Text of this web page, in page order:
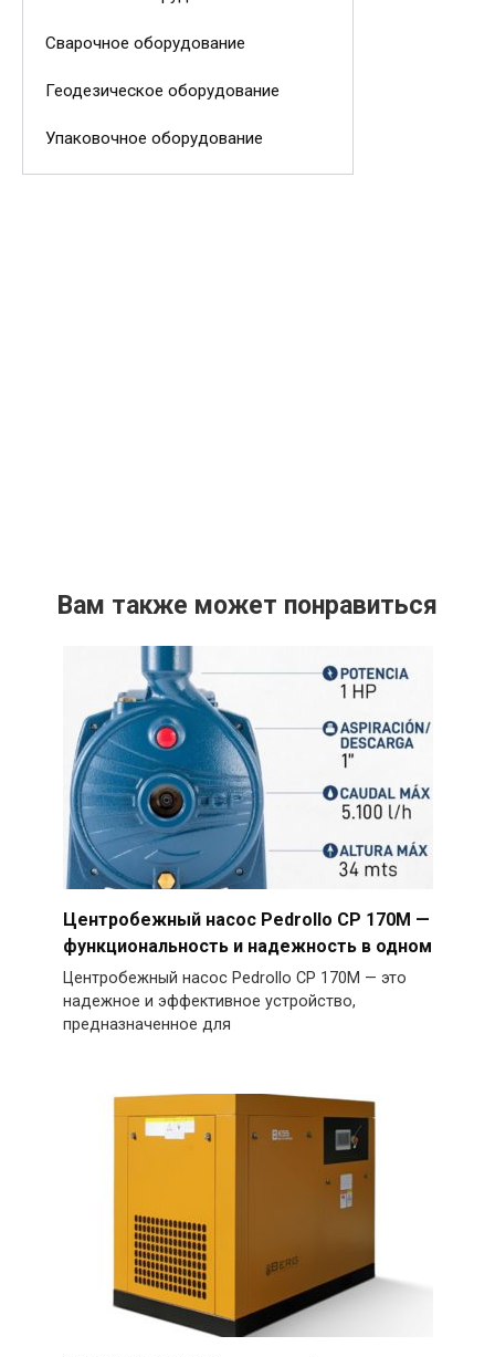
Сварочное оборудование
Геодезическое оборудование
Упаковочное оборудование
Вам также может понравиться
Центробежный насос Pedrollo CP 170M —
функциональность и надежность в одном
Центробежный насос Pedrollo CP 170M — это
надежное и эффективное устройство,
предназначенное для